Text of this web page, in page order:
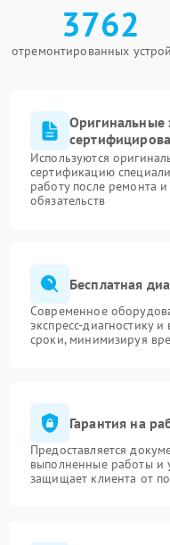
3762
отремонтированных
Оригинальные
Используются
сертификацию
работу после ремонта
обязательств
Бесплатная
Современное
экспресс-диагностику
сроки, минимизируя
Гарантия на
Предоставляется
выполненные работы и
защищает клиента от